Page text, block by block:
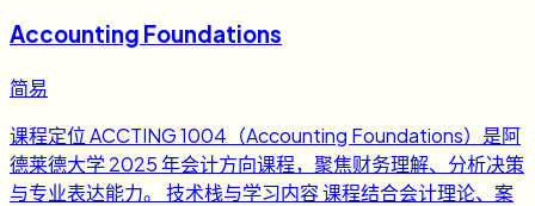
Accounting Foundations
简易
课程定位 ACCTING 1004（Accounting Foundations）是阿
德莱德大学 2025 年会计方向课程，聚焦财务理解、分析决策
与专业表达能力。 技术栈与学习内容 课程结合会计理论、案